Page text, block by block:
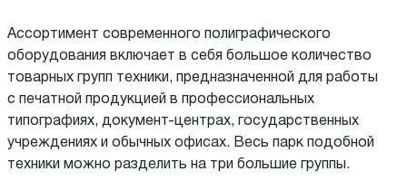
Ассортимент современного полиграфического
оборудования включает в себя большое количество
товарных групп техники, предназначенной для работы
с печатной продукцией в профессиональных
типографиях, документ-центрах, государственных
учреждениях и обычных офисах. Весь парк подобной
техники можно разделить на три большие группы.